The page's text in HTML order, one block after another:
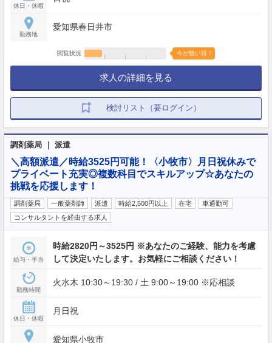
休日・休暇
勤務地
愛知県春日井市
閲覧状況 今が狙い目！
求人の詳細を見る
検討リスト（要ログイン）
調剤薬局 ｜ 派遣
＼高額派遣／時給3525円可能！〈小牧市〉月日祝休みで
プライベート充実◎複数科目でスキルアップ☆あなたの
挑戦を応援します！
調剤薬局 一般薬剤師 派遣 時給2,500円以上 在宅
車通勤可
コンサルタントを経由する求人
給与・手当
時給2820円～3525円 ※あなたのご経験、能力を考慮
して決定いたします。お気軽にご相談ください！
勤務時間
火水木 10:30～19:30 / 土 9:00～19:00 ※応相談
休日・休暇
月日祝
愛知県小牧市